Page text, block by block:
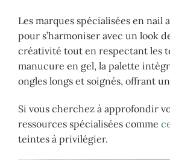
Les marques spécialisées en
pour s’harmoniser avec un look
créativité tout en respectant les
manucure en gel, la palette
ongles longs et soignés, offrant
Si vous cherchez à approfondir
ressources spécialisées comme
teintes à privilégier.